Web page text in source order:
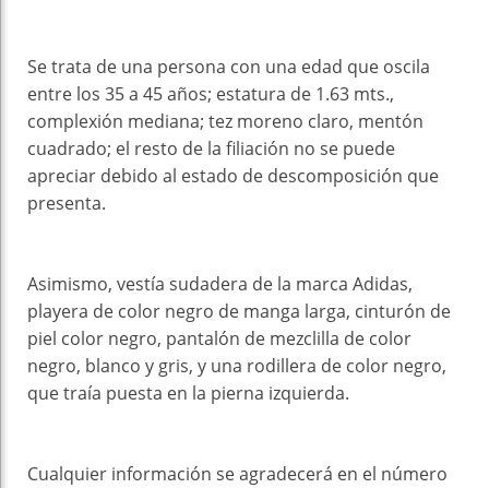
Se trata de una persona con una edad que oscila
entre los 35 a 45 años; estatura de 1.63 mts.,
complexión mediana; tez moreno claro, mentón
cuadrado; el resto de la filiación no se puede
apreciar debido al estado de descomposición que
presenta.
Asimismo, vestía sudadera de la marca Adidas,
playera de color negro de manga larga, cinturón de
piel color negro, pantalón de mezclilla de color
negro, blanco y gris, y una rodillera de color negro,
que traía puesta en la pierna izquierda.
Cualquier información se agradecerá en el número